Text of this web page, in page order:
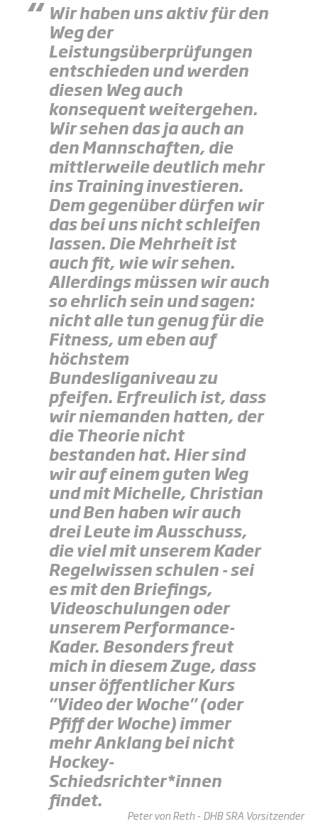
Wir haben uns aktiv für den
Weg der
Leistungsüberprüfungen
entschieden und werden
diesen Weg auch
konsequent weitergehen.
Wir sehen das ja auch an
den Mannschaften, die
mittlerweile deutlich mehr
ins Training investieren.
Dem gegenüber dürfen wir
das bei uns nicht schleifen
lassen. Die Mehrheit ist
auch fit, wie wir sehen.
Allerdings müssen wir auch
so ehrlich sein und sagen:
nicht alle tun genug für die
Fitness, um eben auf
höchstem
Bundesliganiveau zu
pfeifen. Erfreulich ist, dass
wir niemanden hatten, der
die Theorie nicht
bestanden hat. Hier sind
wir auf einem guten Weg
und mit Michelle, Christian
und Ben haben wir auch
drei Leute im Ausschuss,
die viel mit unserem Kader
Regelwissen schulen - sei
es mit den Briefings,
Videoschulungen oder
unserem Performance-
Kader. Besonders freut
mich in diesem Zuge, dass
unser öffentlicher Kurs
"Video der Woche" (oder
Pfiff der Woche) immer
mehr Anklang bei nicht
Hockey-
Schiedsrichter*innen
findet.
Peter von Reth - DHB SRA Vorsitzender